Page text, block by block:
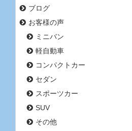
ブログ
お客様の声
ミニバン
軽自動車
コンパクトカー
セダン
スポーツカー
SUV
その他